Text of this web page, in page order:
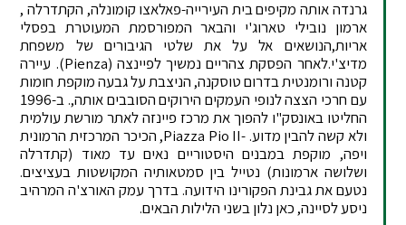
גרנדה אותה מקיפים בית העירייה-פאלאצו קומונלה, הקתדרלה ,
ארמון נובילי טארוג'י והבאר המפורסמת המעוטרת בפסלי
אריות,הנושאים אל על את שלטי הגיבורים של משפחת
מדיצ'י.לאחר הפסקת צהריים נמשיך לפיינצה (Pienza). עיירה
קטנה ורומנטית בדרום טוסקנה, הניצבת על גבעה מוקפת חומות
עם חרכי הצצה לנופי העמקים הירוקים הסובבים אותה,. ב-1996
החליטו באונסק"ו להפוך את מרכז פיינזה לאתר מורשת עולמית
ולא קשה להבין מדוע. -Piazza Pio II, הכיכר המרכזית הרמונית
ויפה, מוקפת במבנים היסטוריים נאים עד מאוד (קתדרלה
ושלושה ארמונות) נטייל בין סמטאותיה המקושטות בעציצים.
נטעם את גבינת הפקורינו הידועה. בדרך עמק האורצ'ה המרהיב
ניסע לסיינה, כאן נלון בשני הלילות הבאים.